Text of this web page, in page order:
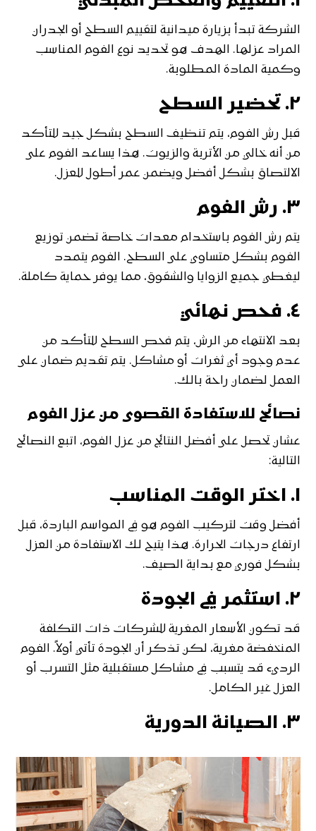
الشركة تبدأ بزيارة ميدانية لتقييم السطح أو الجدران
المراد عزلها. الهدف هو تحديد نوع الفوم المناسب
وكمية المادة المطلوبة.
٢. تحضير السطح
قبل رش الفوم، يتم تنظيف السطح بشكل جيد للتأكد
من أنه خالي من الأتربة والزيوت. هذا يساعد الفوم على
الالتصاق بشكل أفضل ويضمن عمر أطول للعزل.
٣. رش الفوم
يتم رش الفوم باستخدام معدات خاصة تضمن توزيع
الفوم بشكل متساوي على السطح. الفوم يتمدد
ليغطي جميع الزوايا والشقوق، مما يوفر حماية كاملة.
٤. فحص نهائي
بعد الانتهاء من الرش، يتم فحص السطح للتأكد من
عدم وجود أي ثغرات أو مشاكل. يتم تقديم ضمان على
العمل لضمان راحة بالك.
نصائح للاستفادة القصوى من عزل الفوم
عشان تحصل على أفضل النتائج من عزل الفوم، اتبع النصائح
التالية:
١. اختر الوقت المناسب
أفضل وقت لتركيب الفوم هو في المواسم الباردة، قبل
ارتفاع درجات الحرارة. هذا يتيح لك الاستفادة من العزل
بشكل فوري مع بداية الصيف.
٢. استثمر في الجودة
قد تكون الأسعار المغرية للشركات ذات التكلفة
المنخفضة مغرية، لكن تذكر أن الجودة تأتي أولاً. الفوم
الرديء قد يتسبب في مشاكل مستقبلية مثل التسرب أو
العزل غير الكامل.
٣. الصيانة الدورية